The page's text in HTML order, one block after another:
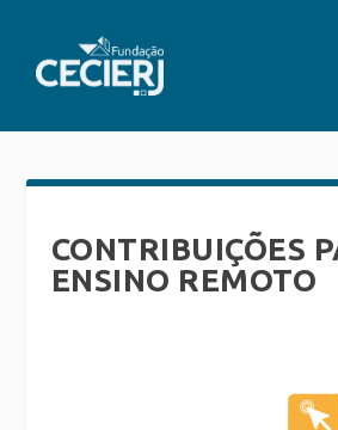
CONTRIBUIÇÕES
ENSINO REMOTO